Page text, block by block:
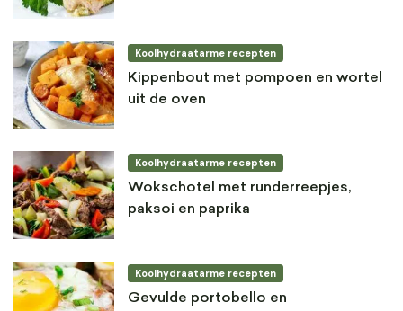
Koolhydraatarme recepten
Kippenbout met pompoen en wortel
uit de oven
Koolhydraatarme recepten
Wokschotel met runderreepjes,
paksoi en paprika
Koolhydraatarme recepten
Gevulde portobello en